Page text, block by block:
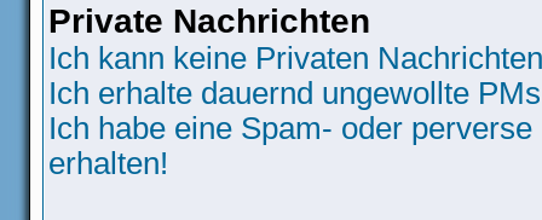
Private Nachrichten
Ich kann keine Privaten
Ich erhalte dauernd ungewollte
Ich habe eine Spam- oder
erhalten!